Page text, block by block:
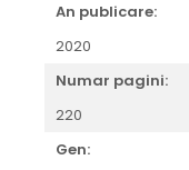
An publicare:
2020
Numar pagini:
220
Gen: